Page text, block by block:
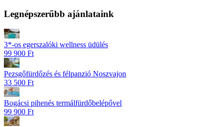
Legnépszerűbb ajánlataink
3*-os egerszalóki wellness üdülés
99 900 Ft
Pezsgőfürdőzés és félpanzió Noszvajon
33 500 Ft
Bogácsi pihenés termálfürdőbelépővel
99 900 Ft